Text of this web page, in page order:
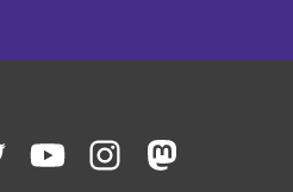
youtubeinstagrammastodon